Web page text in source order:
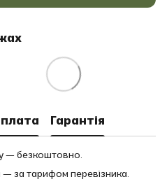
Гарантія
— безкоштовно.
за тарифом перевізника.